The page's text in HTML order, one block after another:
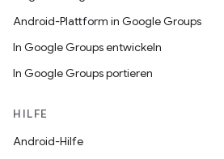
Android-Plattform in Google Groups
In Google Groups entwickeln
In Google Groups portieren
HILFE
Android-Hilfe